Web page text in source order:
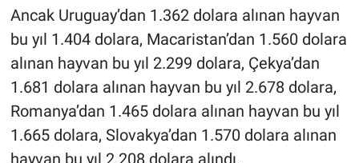
Ancak Uruguay’dan 1.362 dolara alınan hayvan
bu yıl 1.404 dolara, Macaristan’dan 1.560 dolara
alınan hayvan bu yıl 2.299 dolara, Çekya’dan
1.681 dolara alınan hayvan bu yıl 2.678 dolara,
Romanya’dan 1.465 dolara alınan hayvan bu yıl
1.665 dolara, Slovakya’dan 1.570 dolara alınan